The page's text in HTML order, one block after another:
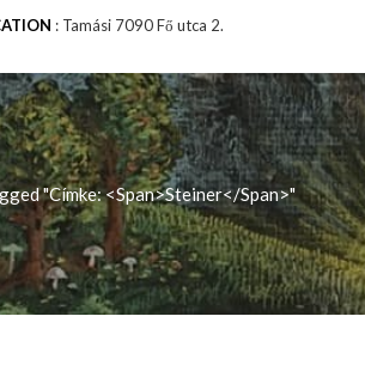
Tamási 7090 Fő utca 2.
"Címke: <span>steiner</span>"